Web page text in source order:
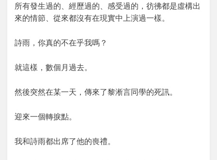
所有發生過的、經歷過的、感受過的，彷彿都是虛構出
來的情節、從來都沒有在現實中上演過一樣。
詩雨，你真的不在乎我嗎？
就這樣，數個月過去。
然後突然在某一天，傳來了黎淅言同學的死訊。
迎來一個轉捩點。
我和詩雨都出席了他的喪禮。